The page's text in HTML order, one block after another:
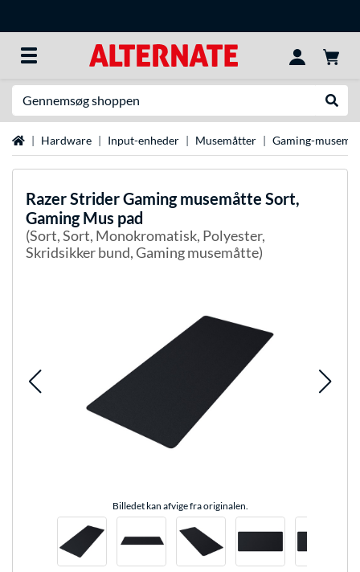
StartsideHardware Input-enheder Musemåtter Gaming-
RazerStrider Gaming musemåtte Sort,
Gaming Mus pad
(Sort, Sort, Monokromatisk, Polyester,
Skridsikker bund, Gaming musemåtte)
Billedet kan afvige fra originalen.